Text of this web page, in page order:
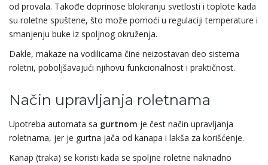
od provala. Takođe doprinose blokiranju svetlosti i toplote kada
su roletne spuštene, što može pomoći u regulaciji temperature i
smanjenju buke iz spoljnog okruženja.
Dakle, makaze na vodilicama čine neizostavan deo sistema
roletni, poboljšavajući njihovu funkcionalnost i praktičnost.
Način upravljanja roletnama
Upotreba automata sa gurtnom je čest način upravljanja
roletnama, jer je gurtna jača od kanapa i lakša za korišćenje.
Kanap (traka) se koristi kada se spoljne roletne naknadno